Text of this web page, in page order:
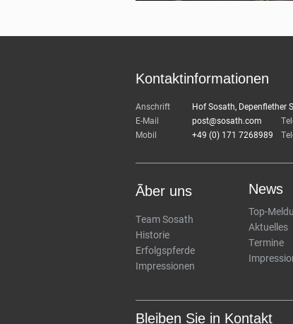
Kontaktinformationen
Anschrift
Hof Sosath, Depenflether
E-Mail
post@sosath.com
Mobil
+49 (0) 171 7268989
Ãber uns
Team Sosath
Historie
Erfolgspferde
Impressionen
News
Top-
Aktuelles
Termine
Bleiben Sie in Kontakt